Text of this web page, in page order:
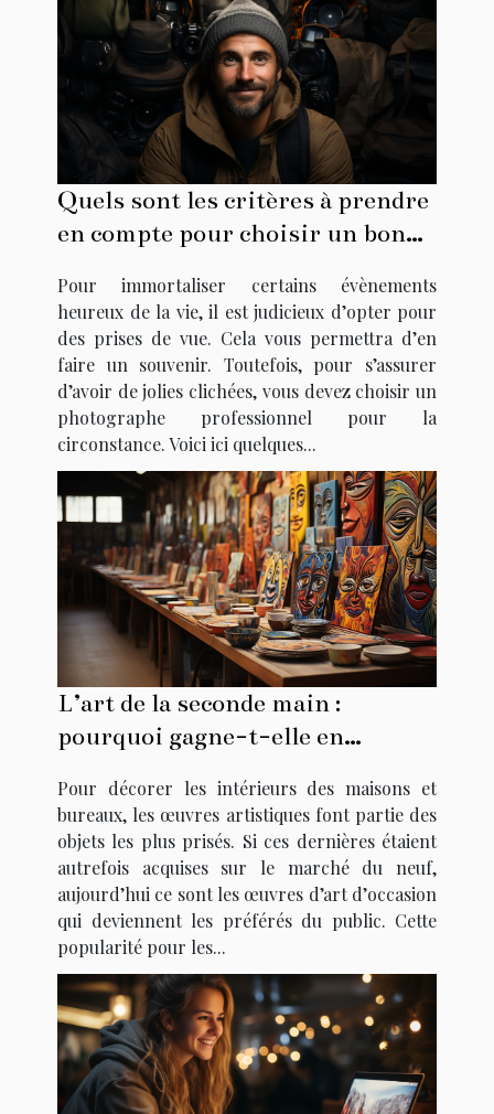
Quels sont les critères à prendre
en compte pour choisir un bon
Pour immortaliser certains évènements
heureux de la vie, il est judicieux d’opter pour
des prises de vue. Cela vous permettra d’en
faire un souvenir. Toutefois, pour s’assurer
d’avoir de jolies clichées, vous devez choisir un
photographe professionnel pour la
circonstance. Voici ici quelques...
L’art de la seconde main :
pourquoi gagne-t-elle en
Pour décorer les intérieurs des maisons et
bureaux, les œuvres artistiques font partie des
objets les plus prisés. Si ces dernières étaient
autrefois acquises sur le marché du neuf,
aujourd’hui ce sont les œuvres d’art d’occasion
qui deviennent les préférés du public. Cette
popularité pour les...